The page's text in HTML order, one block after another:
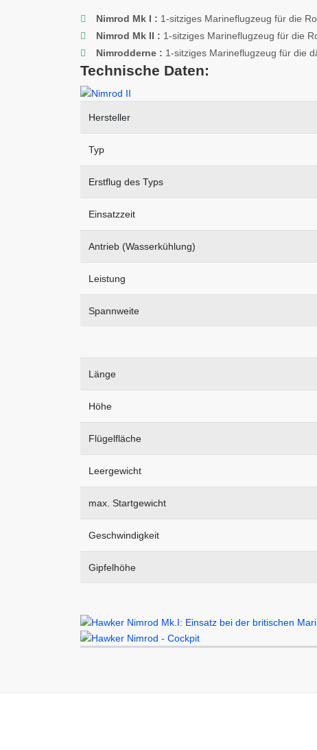
Nimrod Mk I : 1-sitziges Marineflugzeug für die
Nimrod Mk II : 1-sitziges Marineflugzeug für die
Nimrodderne : 1-sitziges Marineflugzeug für die
Technische Daten:
Hersteller
Typ
Erstflug des Typs
Einsatzzeit
Antrieb (Wasserkühlung)
Leistung
Spannweite
Länge
Höhe
Flügelfläche
Leergewicht
max. Startgewicht
Geschwindigkeit
Gipfelhöhe